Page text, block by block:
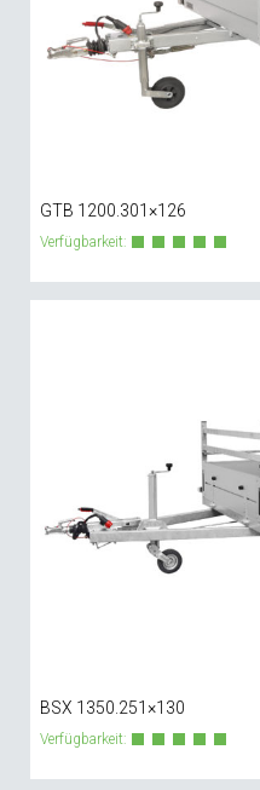
GTB 1200.301×126
Verfügbarkeit:
BSX 1350.251×130
Verfügbarkeit: